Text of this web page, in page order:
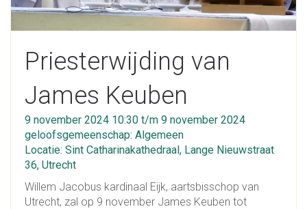
Priesterwijding van
James Keuben
9 november 2024 10:30 t/m 9 november 2024
geloofsgemeenschap: Algemeen
Locatie: Sint Catharinakathedraal, Lange Nieuwstraat
36, Utrecht
Willem Jacobus kardinaal Eijk, aartsbisschop van
Utrecht, zal op 9 november James Keuben tot